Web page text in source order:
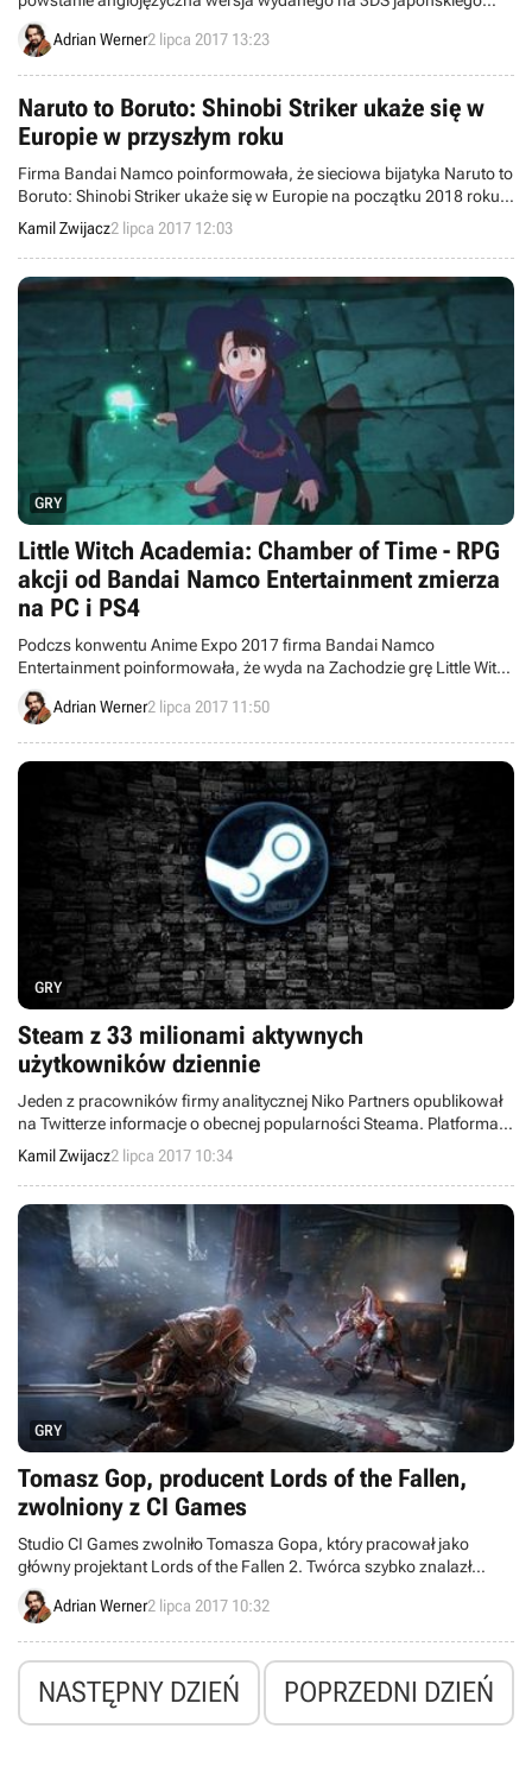
horroru Creeping Terror. Ponadto autorzy przeniosą grę na pecety.
Adrian Werner2 lipca 2017 13:23
Naruto to Boruto: Shinobi Striker ukaże się w
Europie w przyszłym roku
Firma Bandai Namco poinformowała, że sieciowa bijatyka Naruto to
Boruto: Shinobi Striker ukaże się w Europie na początku 2018 roku.
Ponadto doczekaliśmy się nowego zwiastuna.
Kamil Zwijacz2 lipca 2017 12:03
GRY
Little Witch Academia: Chamber of Time - RPG
akcji od Bandai Namco Entertainment zmierza
na PC i PS4
Podczs konwentu Anime Expo 2017 firma Bandai Namco
Entertainment poinformowała, że wyda na Zachodzie grę Little Witch
Academia: Chamber of Time, czyli opartą na popularnym serialu
animowanym mieszankę RPG-a akcji oraz chodzonej bijatyki, która
Adrian Werner2 lipca 2017 11:50
GRY
Steam z 33 milionami aktywnych
użytkowników dziennie
Jeden z pracowników firmy analitycznej Niko Partners opublikował
na Twitterze informacje o obecnej popularności Steama. Platforma
notuje 33 miliony aktywnych użytkowników dziennie i 67 milionów
miesięcznie.
Kamil Zwijacz2 lipca 2017 10:34
GRY
Tomasz Gop, producent Lords of the Fallen,
zwolniony z CI Games
Studio CI Games zwolniło Tomasza Gopa, który pracował jako
główny projektant Lords of the Fallen 2. Twórca szybko znalazł
zatrudnienie w zespole Destructive Creations, gdzie pomaga w
pracach nad RTS-em Ancestors.
Adrian Werner2 lipca 2017 10:32
NASTĘPNY DZIEŃ POPRZEDNI DZIEŃ